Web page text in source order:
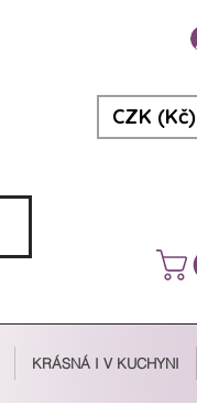
CZK (Kč)
KRÁSNÁ I V KUCHYNI